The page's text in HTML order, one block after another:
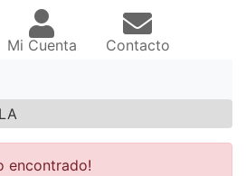
Mi Cuenta Contacto
encontrado!